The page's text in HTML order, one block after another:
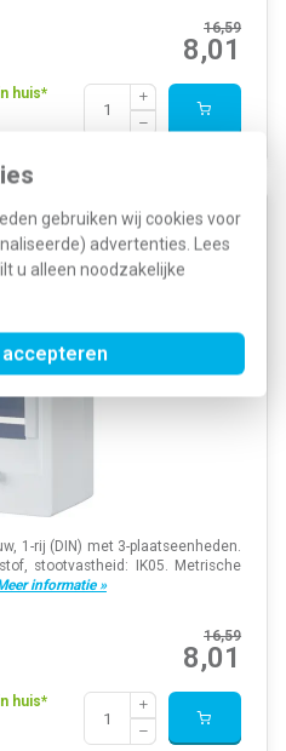
gebruiken wij cookies voor
advertenties. Lees
u alleen noodzakelijke
16,59
8,01
huis*
opbouw 1-rij 3-
1-rij (DIN) met 3-plaatseenheden.
stootvastheid: IK05. Metrische
informatie »
16,59
8,01
huis*